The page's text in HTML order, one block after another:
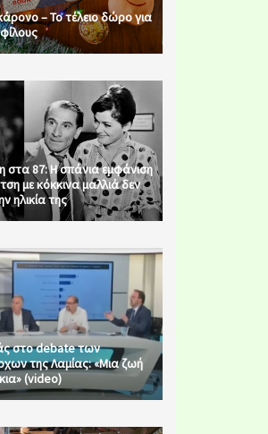
– Το τέλειο δώρο για
στα 87: Η σπάνια εμφάνιση
με κόκκινα μαλλιά δεν
ηλικία της
στο debate των
της Λαμίας: «Μια ζωή
(video)